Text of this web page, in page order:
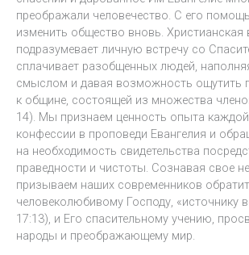
преображали человечество. С его
изменить общество вновь. Христианская
подразумевает личную встречу со
сплачивает разобщенных людей,
смыслом и давая возможность ощутить
к общине, состоящей из множества
14). Мы признаем ценность опыта каждой
конфессии в проповеди Евангелия и
на необходимость свидетельства
праведности и чистоты. Сознавая свое
призываем наших современников
человеколюбивому Господу, «источнику
17:13), и Его спасительному учению,
народы и преображающему мир.